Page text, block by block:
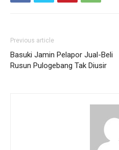
Previous article
Basuki Jamin Pelapor Jual-Beli
Rusun Pulogebang Tak Diusir